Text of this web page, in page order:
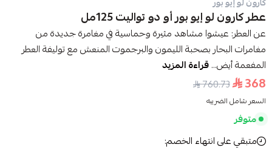
عطر كارون لو إيو بور أو دو تواليت 125مل
عن العطر: عيشوا مشاهد مثيرة وحماسية في مغامرة جديدة من
مغامرات البحار بصحبة الليمون والبرجموت المنعش مع توليفة العطر
المفعمة أيض...قراءة المزيد
368
760.73
السعر شامل الضريبه
متوفر
متبقي على انتهاء الخصم: